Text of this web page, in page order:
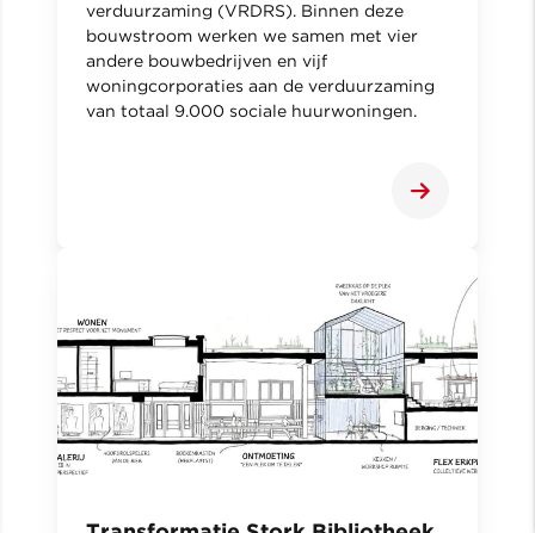
verduurzaming (VRDRS). Binnen deze
bouwstroom werken we samen met vier
andere bouwbedrijven en vijf
woningcorporaties aan de verduurzaming
van totaal 9.000 sociale huurwoningen.